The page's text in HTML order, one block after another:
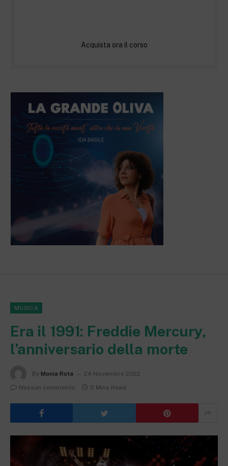
Acquista ora il corso
MUSICA
Era il 1991: Freddie Mercury,
l’anniversario della morte
By Monia Rota
24 Novembre 2022
Nessun commento
5 Mins Read